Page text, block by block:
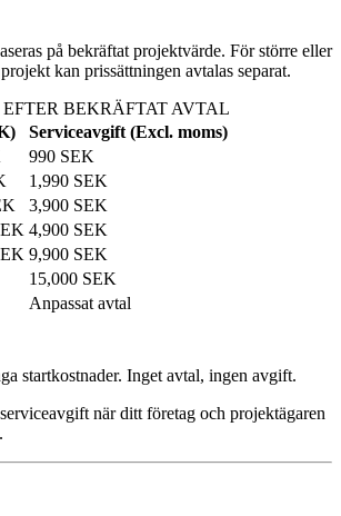
på bekräftat projektvärde. För större eller
kan prissättningen avtalas separat.
BEKRÄFTAT AVTAL
Serviceavgift (Excl. moms)
990 SEK
1,990 SEK
3,900 SEK
4,900 SEK
9,900 SEK
15,000 SEK
Anpassat avtal
startkostnader. Inget avtal, ingen avgift.
när ditt företag och projektägaren